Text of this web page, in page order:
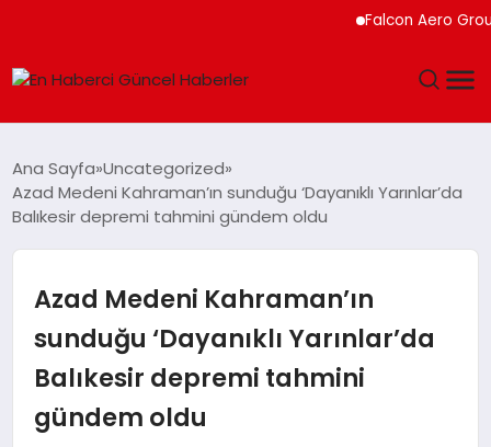
Falcon Aero Group,
SPOR
MAGAZIN
DÜNYA
Ana Sayfa Uncategorized
Azad Medeni Kahraman’ın sunduğu ‘Dayanıklı Yarınlar’da
Balıkesir depremi tahmini gündem oldu
Azad Medeni Kahraman’ın
sunduğu ‘Dayanıklı Yarınlar’da
Balıkesir depremi tahmini
gündem oldu